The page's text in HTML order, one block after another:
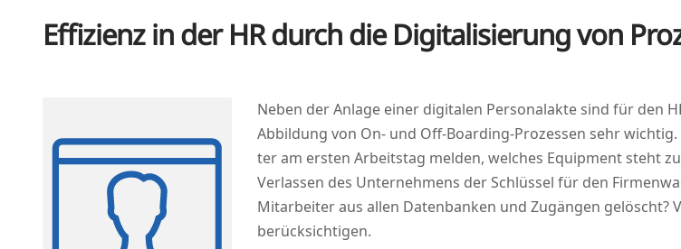
Effizienz in der HR durch die Digitalisierung von
Neben der Anla­ge einer digi­ta­len Per­so­nal­ak­te sind für den
Abbil­dung von On- und Off-Boar­ding-Pro­zes­sen sehr
ter am ers­ten Arbeits­tag mel­den, wel­ches Equip­ment steht
Ver­las­sen des Unter­neh­mens der Schlüs­sel für den
Mit­ar­bei­ter aus allen Daten­ban­ken und Zugän­gen gelöscht?
berücksichtigen.